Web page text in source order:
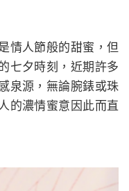
情人節般的甜蜜，但
七夕時刻，近期許多
泉源，無論腕錶或珠
的濃情蜜意因此而直